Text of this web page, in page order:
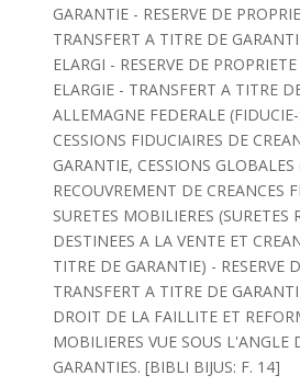
GARANTIE - RESERVE DE
TRANSFERT A TITRE DE
ELARGI - RESERVE DE
ELARGIE - TRANSFERT A TITRE
ALLEMAGNE FEDERALE
CESSIONS FIDUCIAIRES DE
GARANTIE, CESSIONS
RECOUVREMENT DE CREANCES
SURETES MOBILIERES (SURETES
DESTINEES A LA VENTE ET
TITRE DE GARANTIE) - RESERVE
TRANSFERT A TITRE DE
DROIT DE LA FAILLITE ET
MOBILIERES VUE SOUS L'ANGLE
GARANTIES. [BIBLI BIJUS: F. 14]